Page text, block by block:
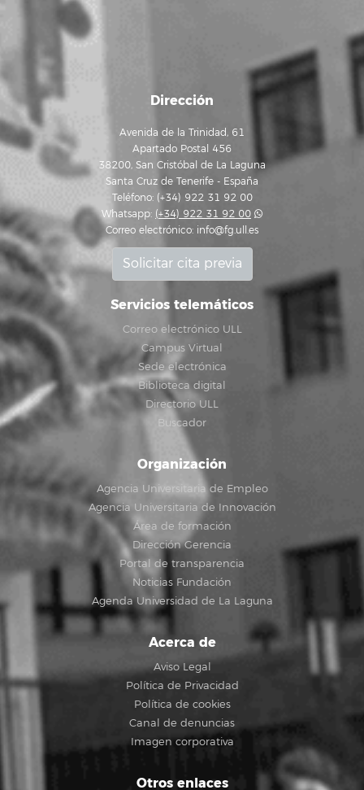
Dirección
Avenida de la Trinidad, 61
Apartado Postal 456
38200, San Cristóbal de La Laguna
Santa Cruz de Tenerife - España
Teléfono: (+34) 922 31 92 00
Whatsapp: (+34) 922 31 92 00
Correo electrónico: info@fg.ull.es
Solicitar cita previa
Servicios telemáticos
Correo electrónico ULL
Campus Virtual
Sede electrónica
Biblioteca digital
Directorio ULL
Buscador
Organización
Agencia Universitaria de Empleo
Agencia Universitaria de Innovación
Área de formación
Dirección Gerencia
Portal de transparencia
Noticias Fundación
Agenda Universidad de La Laguna
Acerca de
Aviso Legal
Política de Privacidad
Política de cookies
Canal de denuncias
Imagen corporativa
Otros enlaces